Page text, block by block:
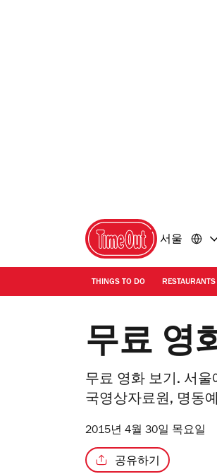
서울
THINGS TO DO RESTAURANTS
무료 영
무료 영화 보기. 서
국영상자료원, 명동
2015년 4월 30일 목요일
공유하기